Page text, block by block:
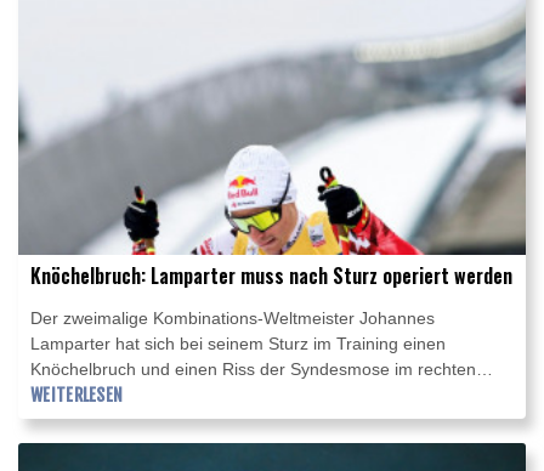
Knöchelbruch: Lamparter muss nach Sturz operiert werden
Der zweimalige Kombinations-Weltmeister Johannes
Lamparter hat sich bei seinem Sturz im Training einen
Knöchelbruch und einen Riss der Syndesmose im rechten
Knöchel zugezogen. Das ergab eine Untersuchung am
Donnerstag in Innsbruck. Dabei wurde zudem eine
Innenbandzerrung im rechten Knie diagnostiziert.
WEITERLESEN